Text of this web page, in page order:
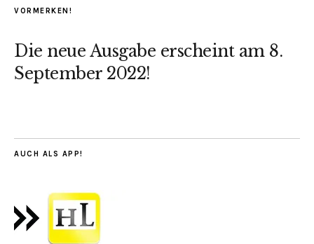
VORMERKEN!
Die neue Ausgabe erscheint am 8.
September 2022!
AUCH ALS APP!